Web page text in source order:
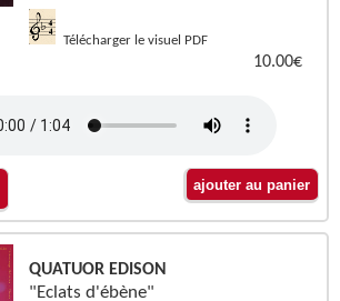
Télécharger le visuel PDF
10.00€
QUATUOR EDISON
"Eclats d'ébène"